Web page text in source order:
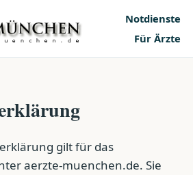
Notdienste
Für Ärzte
gilt für das
aerzte-muenchen.de. Sie